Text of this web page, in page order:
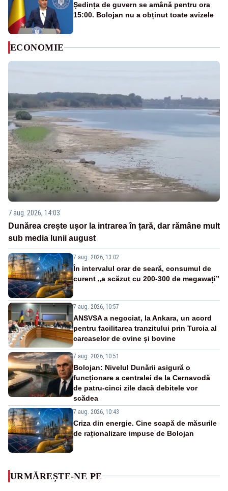
Ședința de guvern se amână pentru ora
15:00. Bolojan nu a obținut toate avizele
ECONOMIE
7 aug. 2026, 14:03
Dunărea crește ușor la intrarea în țară, dar rămâne mult
sub media lunii august
7 aug. 2026, 13:02
În intervalul orar de seară, consumul de
curent „a scăzut cu 200-300 de megawați”
7 aug. 2026, 10:57
ANSVSA a negociat, la Ankara, un acord
pentru facilitarea tranzitului prin Turcia al
carcaselor de ovine și bovine
7 aug. 2026, 10:51
Bolojan: Nivelul Dunării asigură o
funcționare a centralei de la Cernavodă
de patru-cinci zile dacă debitele vor
scădea
7 aug. 2026, 10:43
Criza din energie. Cine scapă de măsurile
de raționalizare impuse de Bolojan
URMĂREȘTE-NE PE